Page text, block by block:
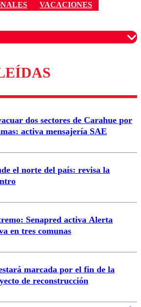
VACACIONES
son moderados para garantizar un
diálogo respetuoso.
dos sectores de Carahue por
activa mensajería SAE
el norte del país: revisa la
Senapred activa Alerta
en tres comunas
marcada por el fin de la
de reconstrucción